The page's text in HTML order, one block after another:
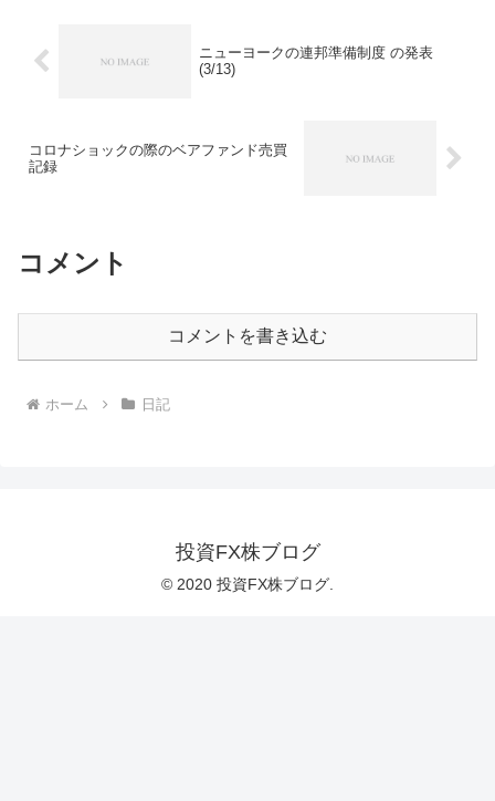
ニューヨークの連邦準備制度 の発表
(3/13)
コロナショックの際のベアファンド売買
記録
コメント
コメントを書き込む
ホーム 日記
投資FX株ブログ
© 2020 投資FX株ブログ.